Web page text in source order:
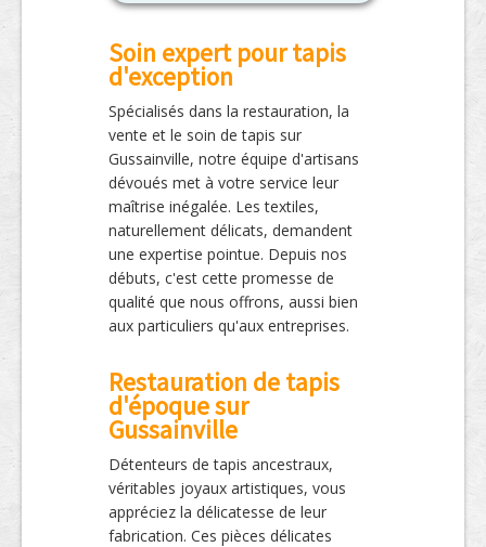
Soin expert pour tapis
d'exception
Spécialisés dans la restauration, la
vente et le soin de tapis sur
Gussainville, notre équipe d'artisans
dévoués met à votre service leur
maîtrise inégalée. Les textiles,
naturellement délicats, demandent
une expertise pointue. Depuis nos
débuts, c'est cette promesse de
qualité que nous offrons, aussi bien
aux particuliers qu'aux entreprises.
Restauration de tapis
d'époque sur
Gussainville
Détenteurs de tapis ancestraux,
véritables joyaux artistiques, vous
appréciez la délicatesse de leur
fabrication. Ces pièces délicates